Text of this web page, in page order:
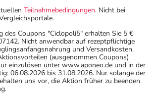
Teilnahmebedingungen. Nicht bei
des Coupons "Ciclopoli5" erhalten Sie 5 €
Nicht anwendbar auf rezeptpflichtige
und Versandkosten.
(ausgenommen Coupons)
einzulösen unter www.aponeo.de und in der
06.08.2026 bis 31.08.2026. Nur solange der
uns vor, die Aktion früher zu beenden.